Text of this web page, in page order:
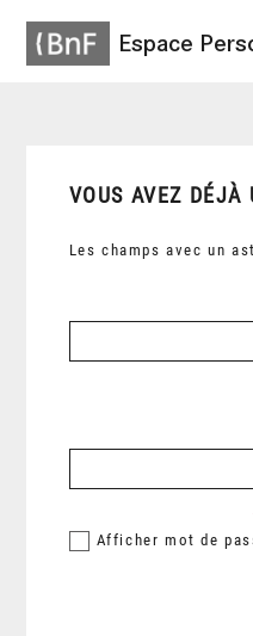
Espace
VOUS AVEZ DÉJÀ
Les champs avec un
Afficher mot de